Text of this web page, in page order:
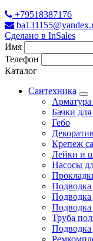
+79518387176
Сделано в InSales
Имя
Телефон
Каталог
Сантехника
Арматура
Бачки
Гебо
Крепеж
Лейки и
Насосы
Подводка
Подводка
Труба
Подводка